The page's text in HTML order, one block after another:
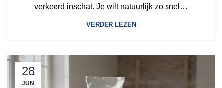
verkeerd inschat. Je wilt natuurlijk zo snel…
VERDER LEZEN
28
JUN